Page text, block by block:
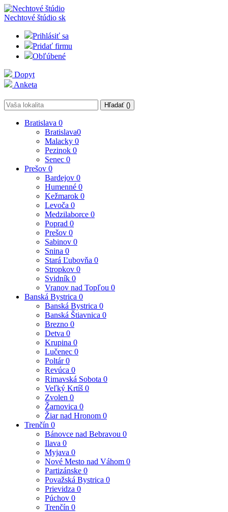
Nechtové štúdio sk
Prihlásiť sa
Pridať firmu
Obľúbené
Dopyt
Anketa
Hľadať ()
Bratislava 0
Bratislava0
Malacky 0
Pezinok 0
Senec 0
Prešov 0
Bardejov 0
Humenné 0
Kežmarok 0
Levoča 0
Medzilaborce 0
Poprad 0
Prešov 0
Sabinov 0
Snina 0
Stará Ľubovňa 0
Stropkov 0
Svidník 0
Vranov nad Topľou 0
Banská Bystrica 0
Banská Bystrica 0
Banská Štiavnica 0
Brezno 0
Detva 0
Krupina 0
Lučenec 0
Poltár0
Revúca 0
Rimavská Sobota 0
Veľký Krtíš 0
Zvolen 0
Žarnovica 0
Žiar nad Hronom 0
Trenčín 0
Bánovce nad Bebravou 0
Ilava 0
Myjava 0
Nové Mesto nad Váhom 0
Partizánske 0
Považská Bystrica 0
Prievidza 0
Púchov 0
Trenčín 0